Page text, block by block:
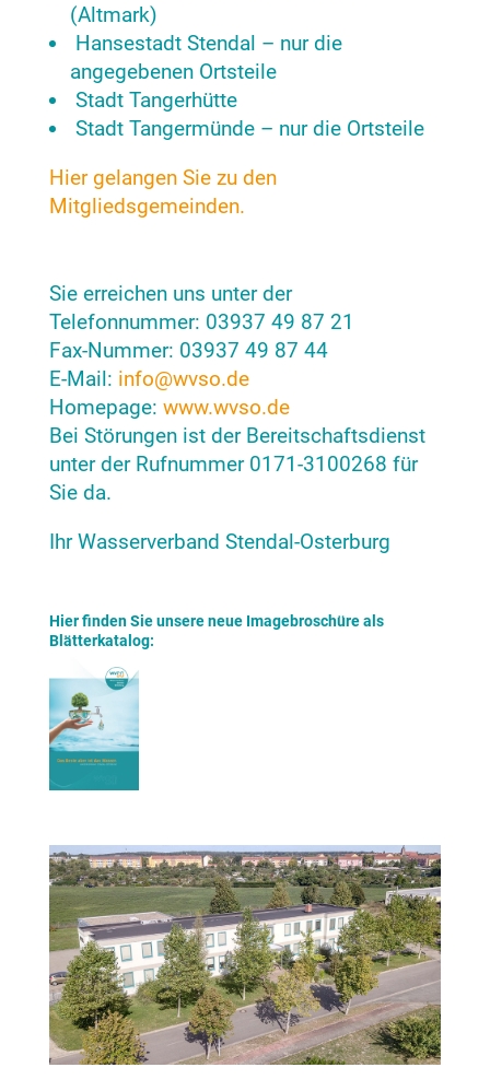
(Altmark)
Hansestadt Stendal – nur die
angegebenen Ortsteile
Stadt Tangerhütte
Stadt Tangermünde – nur die Ortsteile
Hier gelangen Sie zu den
Mitgliedsgemeinden.
Sie erreichen uns unter der
Telefonnummer: 03937 49 87 21
Fax-Nummer: 03937 49 87 44
E-Mail: info@wvso.de
Homepage: www.wvso.de
Bei Störungen ist der Bereitschaftsdienst
unter der Rufnummer 0171-3100268 für
Sie da.
Ihr Wasserverband Stendal-Osterburg
Hier finden Sie unsere neue Imagebroschüre als
Blätterkatalog: